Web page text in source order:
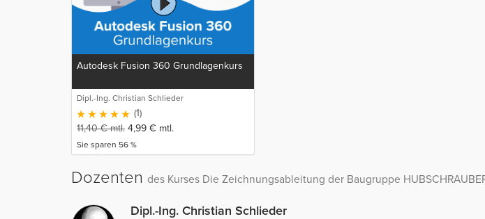
Autodesk Fusion 360 Grundlagenkurs
Dipl.-Ing. Christian Schlieder
(1)
11,40€mtl. 4,99 € mtl.
Sie sparen 56 %
Dozenten des Kurses Die Zeichnungsableitung der Baugruppe
Dipl.-Ing. Christian Schlieder